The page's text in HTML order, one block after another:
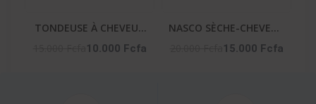
TONDEUSE À CHEVEUX
HOMME – NA-2651
10.000 Fcfa
NASCO SÈCHE-CHEVEUX
– NA-5314
15.000 Fcfa